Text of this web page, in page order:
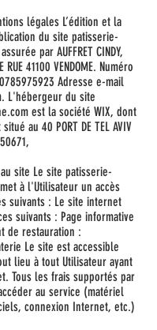
légales L’édition et la
du site patisserie-
par AUFFRET CINDY,
41100 VENDOME. Numéro
0785975923 Adresse e-mail
. L'hébergeur du site
est la société WIX, dont
au 40 PORT DE TEL AVIV
,
au site Le site patisserie-
à l'Utilisateur un accès
suivants : Le site internet
suivants : Page informative
de restauration :
Le site est accessible
lieu à tout Utilisateur ayant
Tous les frais supportés par
au service (matériel
connexion Internet, etc.)